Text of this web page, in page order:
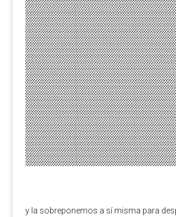
y la sobreponemos a sí misma para